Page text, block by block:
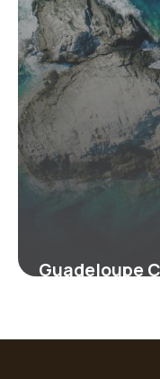
Guadeloupe